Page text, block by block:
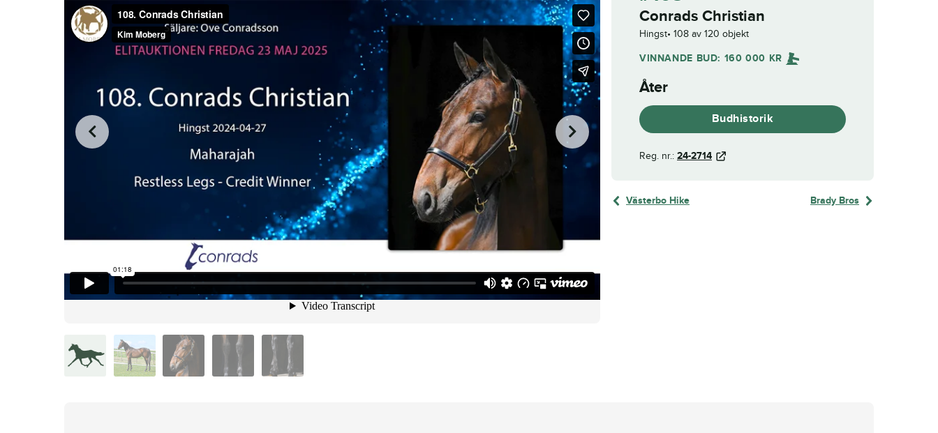
Conrads Christian
Hingst 108 av 120 objekt
VINNANDE BUD: 160 000 KR
Åter
Budhistorik
Reg. nr.: 24-2714
Västerbo Hike Brady Bros